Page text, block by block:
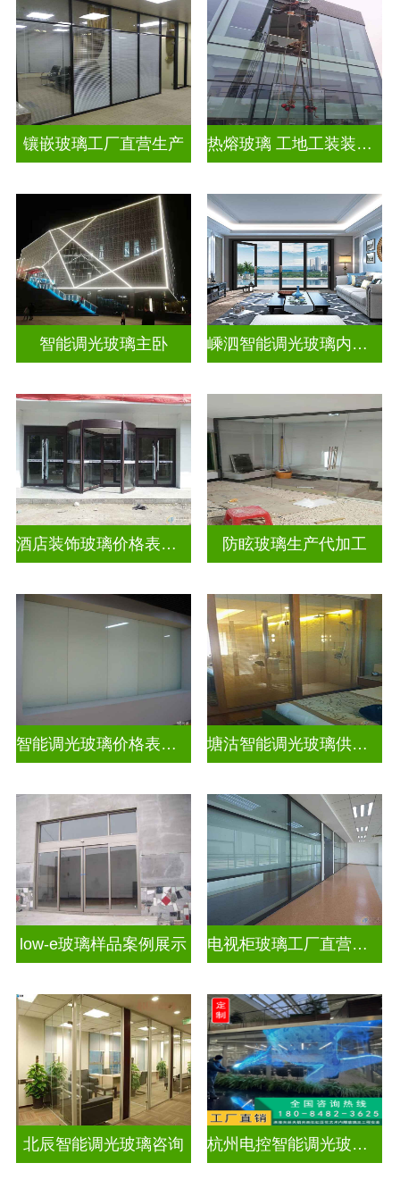
镶嵌玻璃工厂直营生产 热熔玻璃 工地工装装饰玻璃
智能调光玻璃主卧 嵊泗智能调光玻璃内置百叶隔断拆装
酒店装饰玻璃价格表生产电话 防眩玻璃生产代加工
智能调光玻璃价格表图片及价格 塘沽智能调光玻璃供应商
low-e玻璃样品案例展示 电视柜玻璃工厂直营生产
北辰智能调光玻璃咨询 杭州电控智能调光玻璃厂招聘